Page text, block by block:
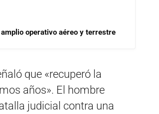
operativo aéreo y terrestre
que «recuperó la
años». El hombre
judicial contra una